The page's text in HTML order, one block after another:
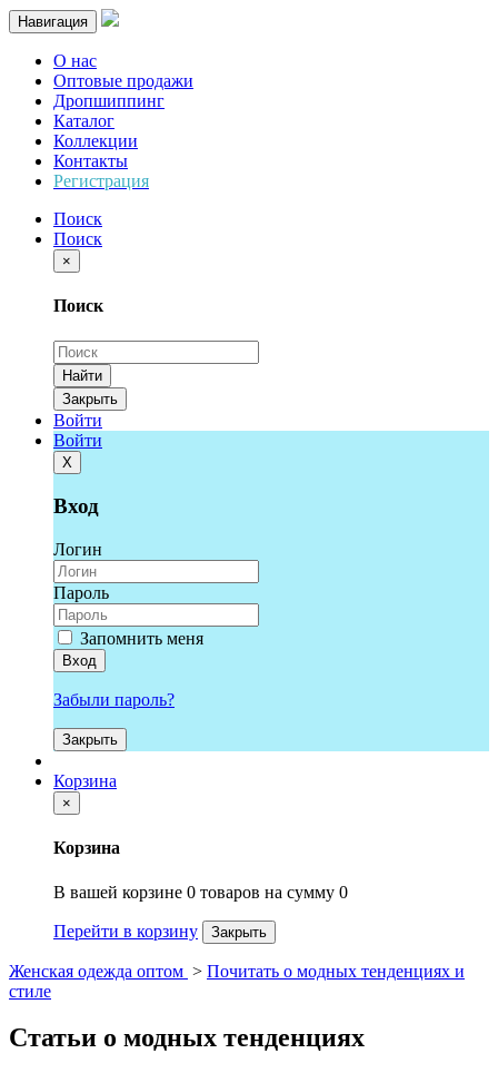
Навигация
О нас
Оптовые продажи
Дропшиппинг
Каталог
Коллекции
Контакты
Регистрация
Поиск
Поиск
×
Поиск
Найти
Закрыть
Войти
Войти
Х
Вход
Логин
Пароль
Запомнить меня
Вход
Забыли пароль?
Закрыть
Корзина
×
Корзина
В вашей корзине 0 товаров на сумму 0
Перейти в корзину Закрыть
Женская одежда оптом > Почитать о модных тенденциях и
стиле
Статьи о модных тенденциях